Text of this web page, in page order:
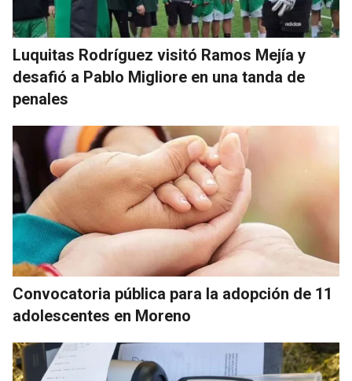
Luquitas Rodríguez visitó Ramos Mejía y
desafió a Pablo Migliore en una tanda de
penales
Convocatoria pública para la adopción de 11
adolescentes en Moreno